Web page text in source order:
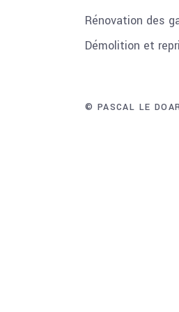
Rénovation des
Démolition et
© PASCAL LE